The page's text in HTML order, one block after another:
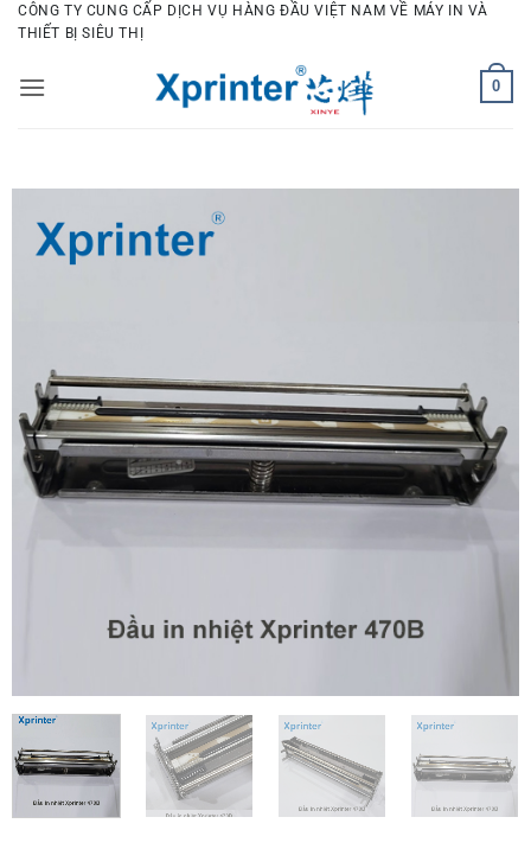
Bỏ
qua
dung
CÔNG TY CUNG CẤP DỊCH VỤ HÀNG ĐẦU VIỆT NAM VỀ MÁY IN VÀ
THIẾT BỊ SIÊU THỊ
0